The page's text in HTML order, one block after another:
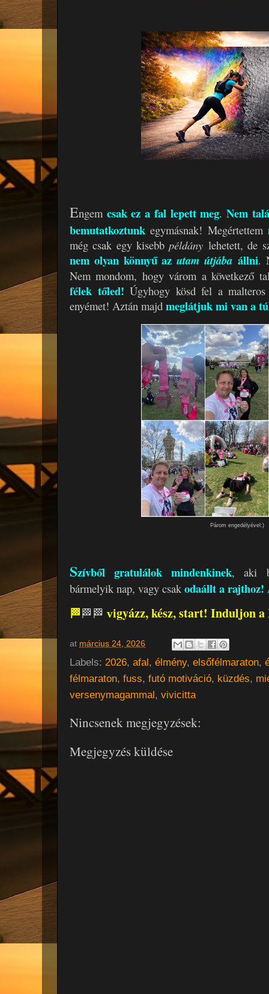
Engem csak ez a fal lepett meg.Nem
bemutatkoztunk egymásnak! Megértettem
még csak egy kisebbpéldány lehetett, de
nem olyan könnyű azutam útjába állni.
Nem mondom, hogy várom a következő
félek tőled! Úgyhogy kösd fel a
enyémet! Aztán majd meglátjuk mi van a
Párom engedélyével:)
Szívből gratulálok mindenkinek, aki
bármelyik nap, vagy csak odaállt a rajthoz!
🏁 🏁 🏁 vigyázz, kész, start! Induljon a
at március 24, 2026
Labels: 2026, afal, élmény, elsőfélmaraton,
félmaraton, fuss, futó motiváció, küzdés,
versenymagammal, vivicitta
Nincsenek megjegyzések:
Megjegyzés küldése